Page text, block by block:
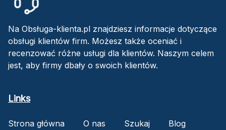
Na Obsługa-klienta.pl znajdziesz informacje dotyczące
obsługi klientów firm. Możesz także oceniać i
recenzować różne usługi dla klientów. Naszym celem
jest, aby firmy dbały o swoich klientów.
Links
Strona główna O nas Szukaj
Blog